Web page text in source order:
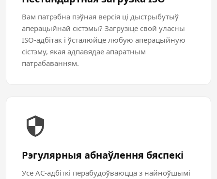
Вам патрэбна пэўная версія ці дыстрыбутыў
аперацыйнай сістэмы? Загрузіце свой уласны
ISO-адбітак і ўсталюйце любую аперацыйную
сістэму, якая адпавядае апаратным
патрабаванням.
Рэгулярныя абнаўлення бяспекі
Усе АС-адбіткі перабудоўваюцца з найноўшымі